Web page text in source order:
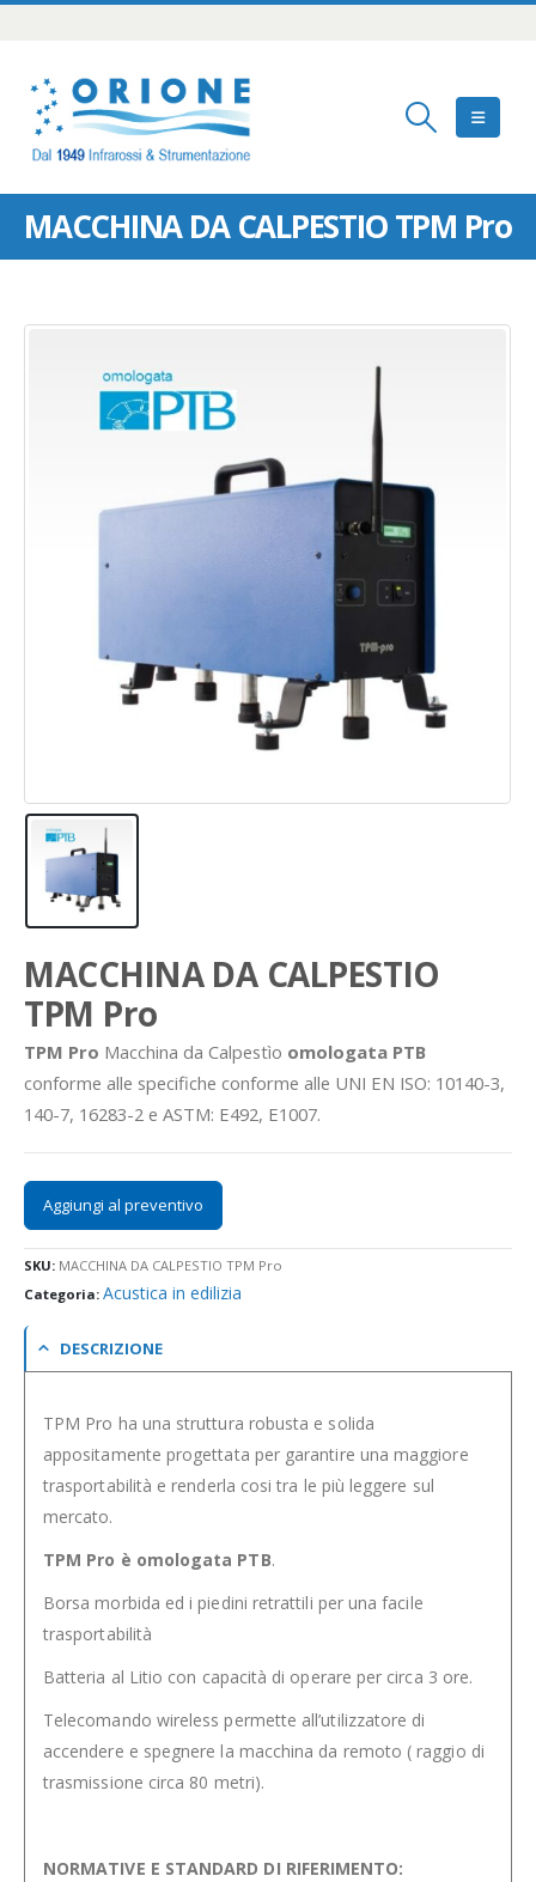
MACCHINA DA CALPESTIO TPM Pro
MACCHINA DA CALPESTIO
TPM Pro
TPM Pro Macchina da Calpestìo omologata PTB
conforme alle specifiche conforme alle UNI EN ISO: 10140-3,
140-7, 16283-2 e ASTM: E492, E1007.
Aggiungi al preventivo
SKU: MACCHINA DA CALPESTIO TPM Pro
Categoria: Acustica in edilizia
DESCRIZIONE
TPM Pro ha una struttura robusta e solida
appositamente progettata per garantire una maggiore
trasportabilità e renderla cosi tra le più leggere sul
mercato.
TPM Pro è omologata PTB.
Borsa morbida ed i piedini retrattili per una facile
trasportabilità
Batteria al Litio con capacità di operare per circa 3 ore.
Telecomando wireless permette all’utilizzatore di
accendere e spegnere la macchina da remoto ( raggio di
trasmissione circa 80 metri).
NORMATIVE E STANDARD DI RIFERIMENTO: